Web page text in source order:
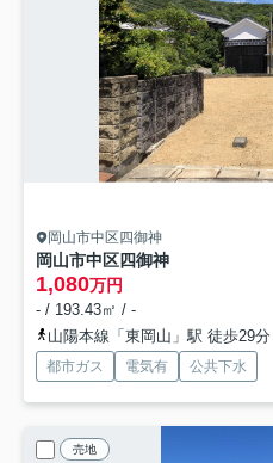
岡山市中区四御神
岡山市中区四御神
1,080万円
- / 193.43㎡ / -
山陽本線「東岡山」駅 徒歩29分
都市ガス 電気有 公共下水
売地